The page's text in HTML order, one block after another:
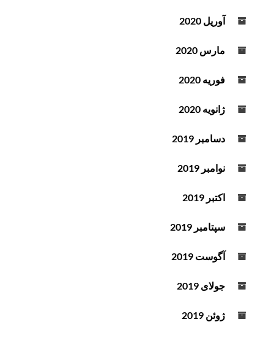
آوریل 2020
مارس 2020
فوریه 2020
ژانویه 2020
دسامبر 2019
نوامبر 2019
اکتبر 2019
سپتامبر 2019
آگوست 2019
جولای 2019
ژوئن 2019